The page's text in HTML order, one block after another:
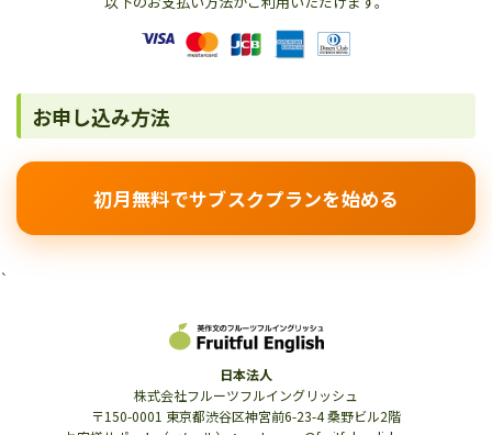
お申し込み方法
初月無料でサブスクプランを始める
`
日本法人
株式会社フルーツフルイングリッシュ
〒150-0001 東京都渋谷区神宮前6-23-4 桑野ビル2階